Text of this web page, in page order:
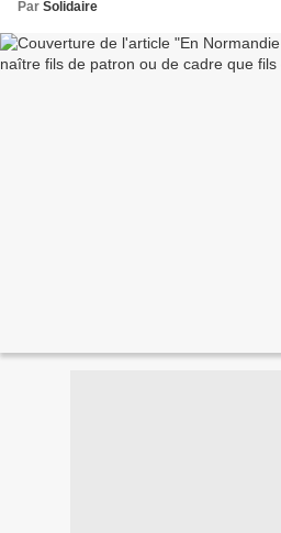
Par Solidaire